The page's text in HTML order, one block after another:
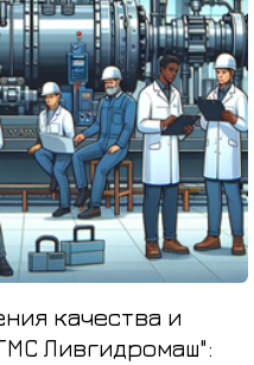
качества и
Ливгидромаш":